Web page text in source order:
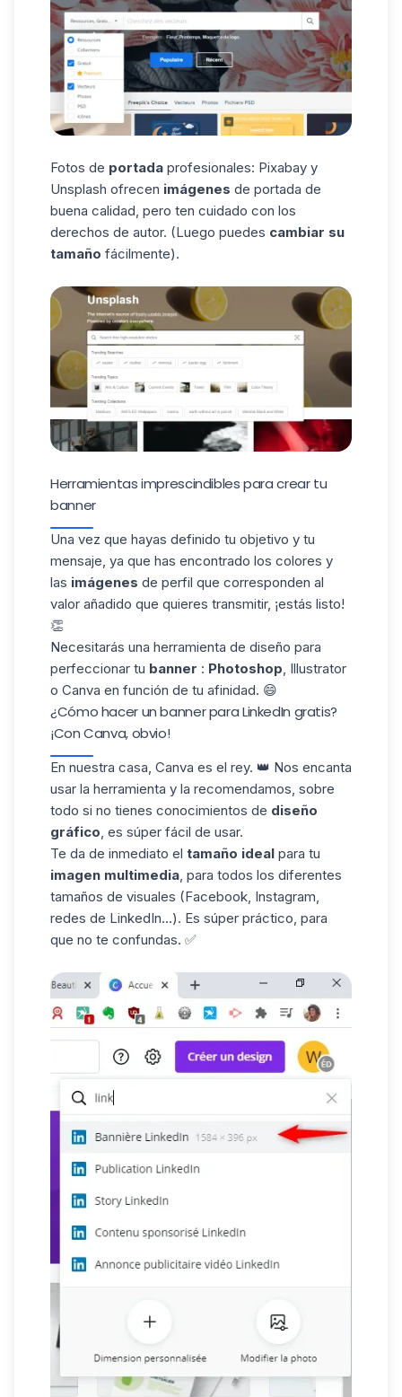
Fotos de portada profesionales: Pixabay y
Unsplash ofrecen imágenes de portada de
buena calidad, pero ten cuidado con los
derechos de autor. (Luego puedes cambiar su
tamaño fácilmente).
Herramientas imprescindibles para crear tu
banner
Una vez que hayas definido tu objetivo y tu
mensaje, ya que has encontrado los colores y
las imágenes de perfil que corresponden al
valor añadido que quieres transmitir, ¡estás listo!
👏
Necesitarás una herramienta de diseño para
perfeccionar tu banner : Photoshop, Illustrator
o Canva en función de tu afinidad. 😄
¿Cómo hacer un banner para LinkedIn gratis?
¡Con Canva, obvio!
En nuestra casa, Canva es el rey. 👑 Nos encanta
usar la herramienta y la recomendamos, sobre
todo si no tienes conocimientos de diseño
gráfico, es súper fácil de usar.
Te da de inmediato el tamaño ideal para tu
imagen multimedia, para todos los diferentes
tamaños de visuales (Facebook, Instagram,
redes de LinkedIn...). Es súper práctico, para
que no te confundas. ✅